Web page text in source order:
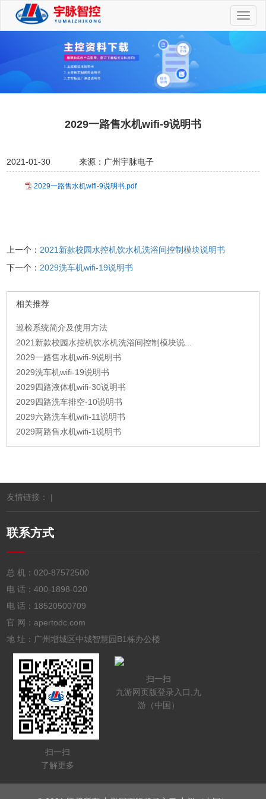
切
换
航
2029一路售水机wifi-9说明书
2021-01-30 来源：广州宇脉电子
2029一路售水机wifi-9说明书.pdf
上一个：2021新款校园水控机饮水机洗浴间控制模块说明书
下一个：2029洗车机wifi-19说明书
相关推荐
巡检系统简介及使用方法
2021新款校园水控机饮水机洗浴间控制模块说...
2029一路售水机wifi-9说明书
2029洗车机wifi-19说明书
2029四路液体机wifi-30说明书
2029四路洗车排空-10说明书
2029六路洗车机wifi-11说明书
2029两路售水机wifi-1说明书
友情链接： |
联系方式
总 机：020-87572500
电 话：400-1898-020
电 话： 18520500709
官 网：apertodc.com
地 址：广州增城区中城智慧园B1栋办公楼
扫一扫
了解更多
扫一扫
九游网页版登录入口,九
游（中国）